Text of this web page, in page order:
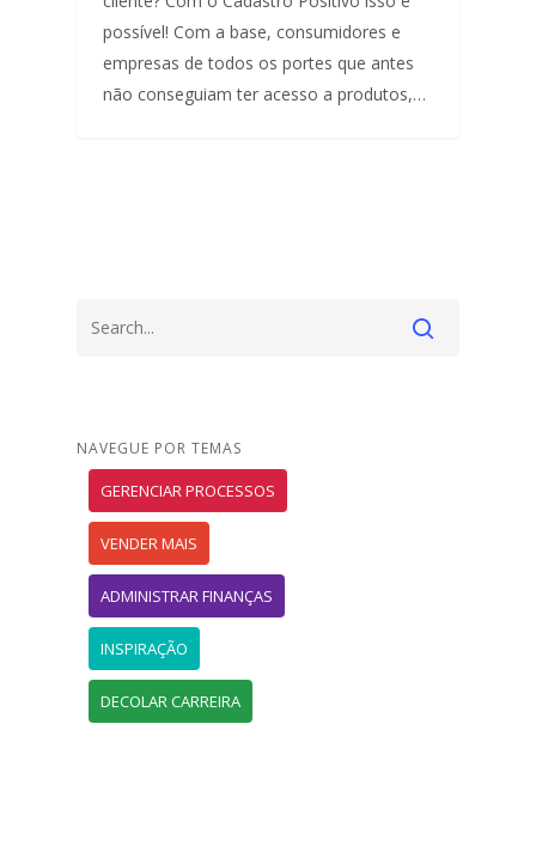
possível! Com a base, consumidores e
empresas de todos os portes que antes
não conseguiam ter acesso a produtos,…
NAVEGUE POR TEMAS
GERENCIAR PROCESSOS
VENDER MAIS
ADMINISTRAR FINANÇAS
INSPIRAÇÃO
DECOLAR CARREIRA